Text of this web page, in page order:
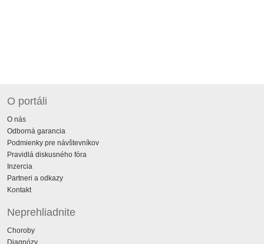
O portáli
O nás
Odborná garancia
Podmienky pre návštevníkov
Pravidlá diskusného fóra
Inzercia
Partneri a odkazy
Kontakt
Neprehliadnite
Choroby
Diagnózy